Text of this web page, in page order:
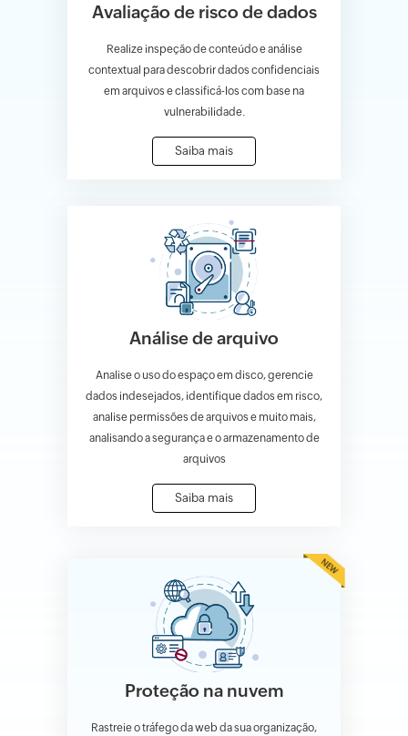
Avaliação de risco de dados
Realize inspeção de conteúdo e análise
contextual para descobrir dados confidenciais
em arquivos e classificá-los com base na
vulnerabilidade.
Saiba mais
Análise de arquivo
Analise o uso do espaço em disco, gerencie
dados indesejados, identifique dados em risco,
analise permissões de arquivos e muito mais,
analisando a segurança e o armazenamento de
arquivos
Saiba mais
Proteção na nuvem
Rastreie o tráfego da web da sua organização,